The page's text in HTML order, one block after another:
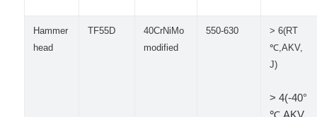
Hammer
head
TF55D
40CrNiMo
modified
550-630
> 6(RT
℃,AKV,
J)
> 4(-40°
℃,AKV,